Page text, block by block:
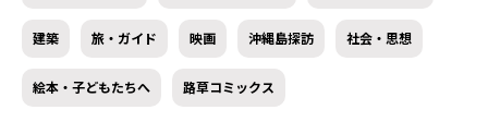
建築 旅・ガイド 映画 沖縄島探訪 社会・思想
絵本・子どもたちへ 路草コミックス